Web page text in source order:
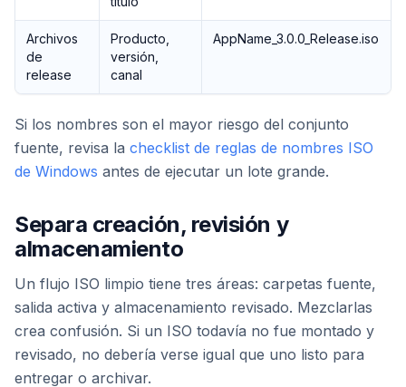
Archivos
de
release
Producto,
versión,
canal
AppName_3.0.0_Release.iso
Si los nombres son el mayor riesgo del conjunto
fuente, revisa la checklist de reglas de nombres ISO
de Windows antes de ejecutar un lote grande.
Separa creación, revisión y
almacenamiento
Un flujo ISO limpio tiene tres áreas: carpetas fuente,
salida activa y almacenamiento revisado. Mezclarlas
crea confusión. Si un ISO todavía no fue montado y
revisado, no debería verse igual que uno listo para
entregar o archivar.